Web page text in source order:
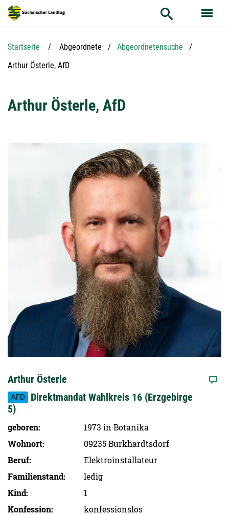
Hauptnavigation
Hauptinhalt
Service
Startseite Abgeordnete
Abgeordnetensuche
Aktuelle Seite:
Arthur Österle, AfD
Arthur Österle, AfD
Arthur Österle
AFD
Direktmandat Wahlkreis 16 (Erzgebirge
5)
geboren
1973 in Botanika
Wohnort
09235 Burkhardtsdorf
Beruf
Elektroinstallateur
Familien­stand
ledig
Kind
1
Konfession
konfessionslos